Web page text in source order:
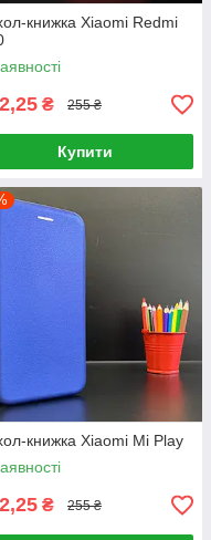
книжка Xiaomi Redmi
₴ 255 ₴
Купити
книжка Xiaomi Mi Play
₴ 255 ₴